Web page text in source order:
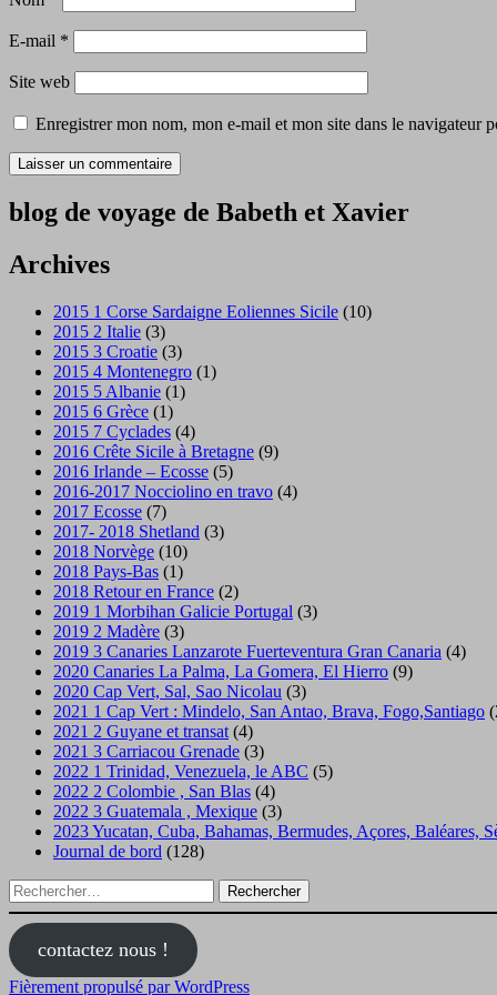
E-mail *
Site web
Enregistrer mon nom, mon e-mail et mon site dans le navigateur
blog de voyage de Babeth et Xavier
Archives
2015 1 Corse Sardaigne Eoliennes Sicile (10)
2015 2 Italie (3)
2015 3 Croatie (3)
2015 4 Montenegro (1)
2015 5 Albanie (1)
2015 6 Grèce (1)
2015 7 Cyclades (4)
2016 Crête Sicile à Bretagne (9)
2016 Irlande – Ecosse (5)
2016-2017 Nocciolino en travo (4)
2017 Ecosse (7)
2017- 2018 Shetland (3)
2018 Norvège (10)
2018 Pays-Bas (1)
2018 Retour en France (2)
2019 1 Morbihan Galicie Portugal (3)
2019 2 Madère (3)
2019 3 Canaries Lanzarote Fuerteventura Gran Canaria (4)
2020 Canaries La Palma, La Gomera, El Hierro (9)
2020 Cap Vert, Sal, Sao Nicolau (3)
2021 1 Cap Vert : Mindelo, San Antao, Brava, Fogo,Santiago
2021 2 Guyane et transat (4)
2021 3 Carriacou Grenade (3)
2022 1 Trinidad, Venezuela, le ABC (5)
2022 2 Colombie , San Blas (4)
2022 3 Guatemala , Mexique (3)
2023 Yucatan, Cuba, Bahamas, Bermudes, Açores, Baléares,
Journal de bord (128)
Rechercher :
contactez nous !
Fièrement propulsé par WordPress